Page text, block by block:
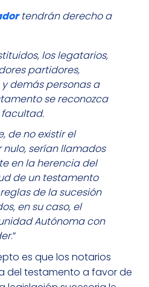
tendrán derecho a
los legatarios,
partidores,
demás personas a
se reconozca
de no existir el
serían llamados
en la herencia del
de un testamento
de la sucesión
en su caso, el
Autónoma con
.”
es que los notarios
del testamento a favor de